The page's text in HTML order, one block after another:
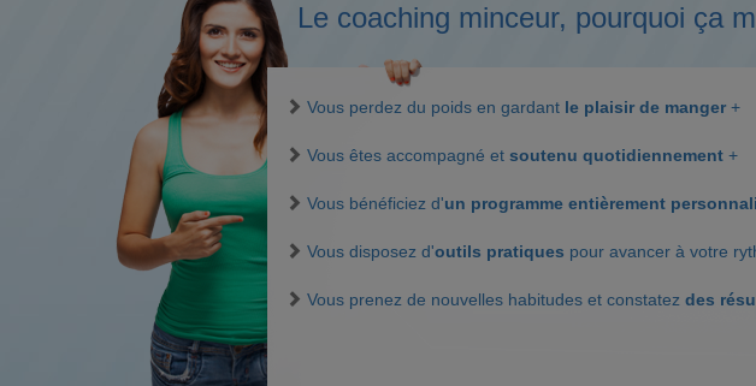
Le coaching minceur, pourquoi ça
Vous perdez du poids en gardant le plaisir de manger +
Vous êtes accompagné et soutenu quotidiennement +
Vous bénéficiez d'un programme entièrement
Vous disposez d'outils pratiques pour avancer à votre
Vous prenez de nouvelles habitudes et constatez des